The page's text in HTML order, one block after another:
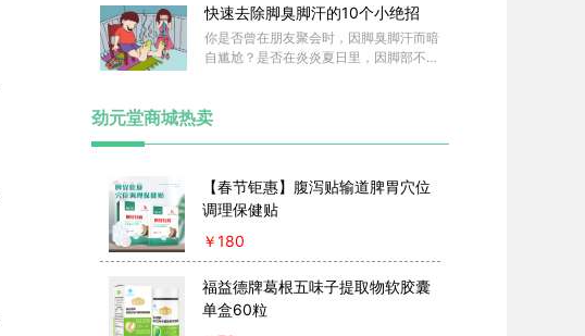
暂停等与肥胖有关。那么，肥胖男人该如
何减肥呢？让我们一起来了解一下吧。
快速去除脚臭脚汗的10个小绝招
你是否曾在朋友聚会时，因脚臭脚汗而暗
自尴尬？是否在炎炎夏日里，因脚部不适
揭秘10个快速去除脚臭脚汗的小绝招，
劲元堂商城热卖
【春节钜惠】腹泻贴输道脾胃穴位
调理保健贴
￥180
福益德牌葛根五味子提取物软胶囊
单盒60粒